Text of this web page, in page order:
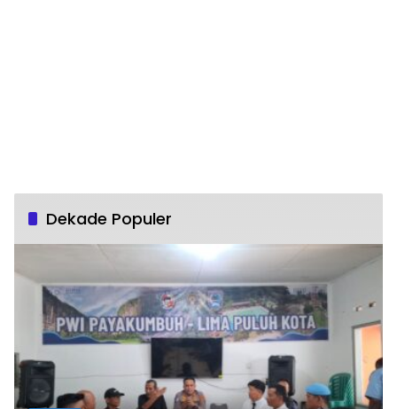
Dekade Populer